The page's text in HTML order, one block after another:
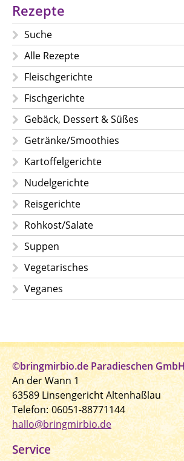
Rezepte
Suche
Alle Rezepte
Fleischgerichte
Fischgerichte
Gebäck, Dessert & Süßes
Getränke/Smoothies
Kartoffelgerichte
Nudelgerichte
Reisgerichte
Rohkost/Salate
Suppen
Vegetarisches
Veganes
©bringmirbio.de Paradieschen
An der Wann 1
63589 Linsengericht Altenhaßlau
Telefon: 06051-88771144
hallo@bringmirbio.de
Service